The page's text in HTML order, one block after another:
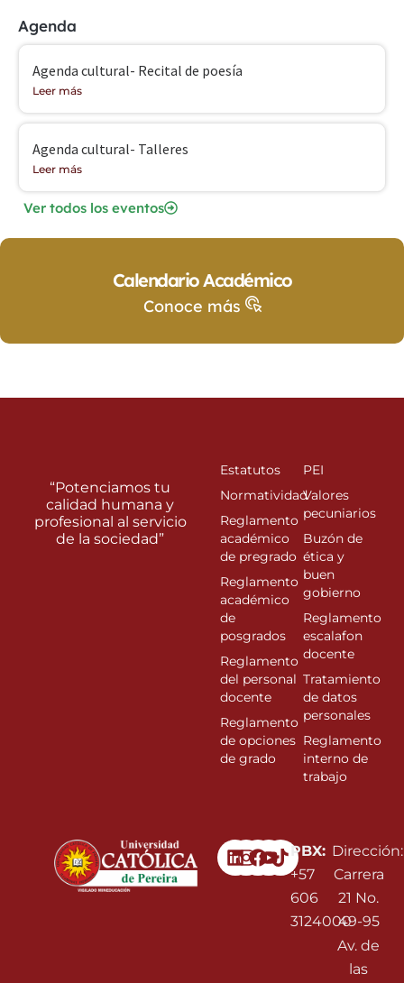
Agenda
Agenda cultural- Recital de poesía
Leer más
Agenda cultural- Talleres
Leer más
Ver todos los eventos
Calendario Académico
Conoce más
Linkedin
Instagram
Facebook
Youtube
PBX:
+57
606
3124000
Dirección:
Carrera
21 No.
49-95
Av. de
las
“Potenciamos tu
calidad humana y
profesional al servicio
de la sociedad”
Estatutos
Normatividad
Reglamento
académico
de pregrado
Reglamento
académico
de
posgrados
Reglamento
del personal
docente
Reglamento
de opciones
de grado
PEI
Valores
pecuniarios
Buzón de
ética y
buen
gobierno
Reglamento
escalafon
docente
Tratamiento
de datos
personales
Reglamento
interno de
trabajo